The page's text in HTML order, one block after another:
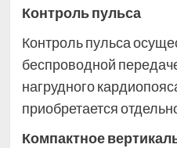
Контроль пульса
Контроль пульса
беспроводной
нагрудного
приобретается
Компактное